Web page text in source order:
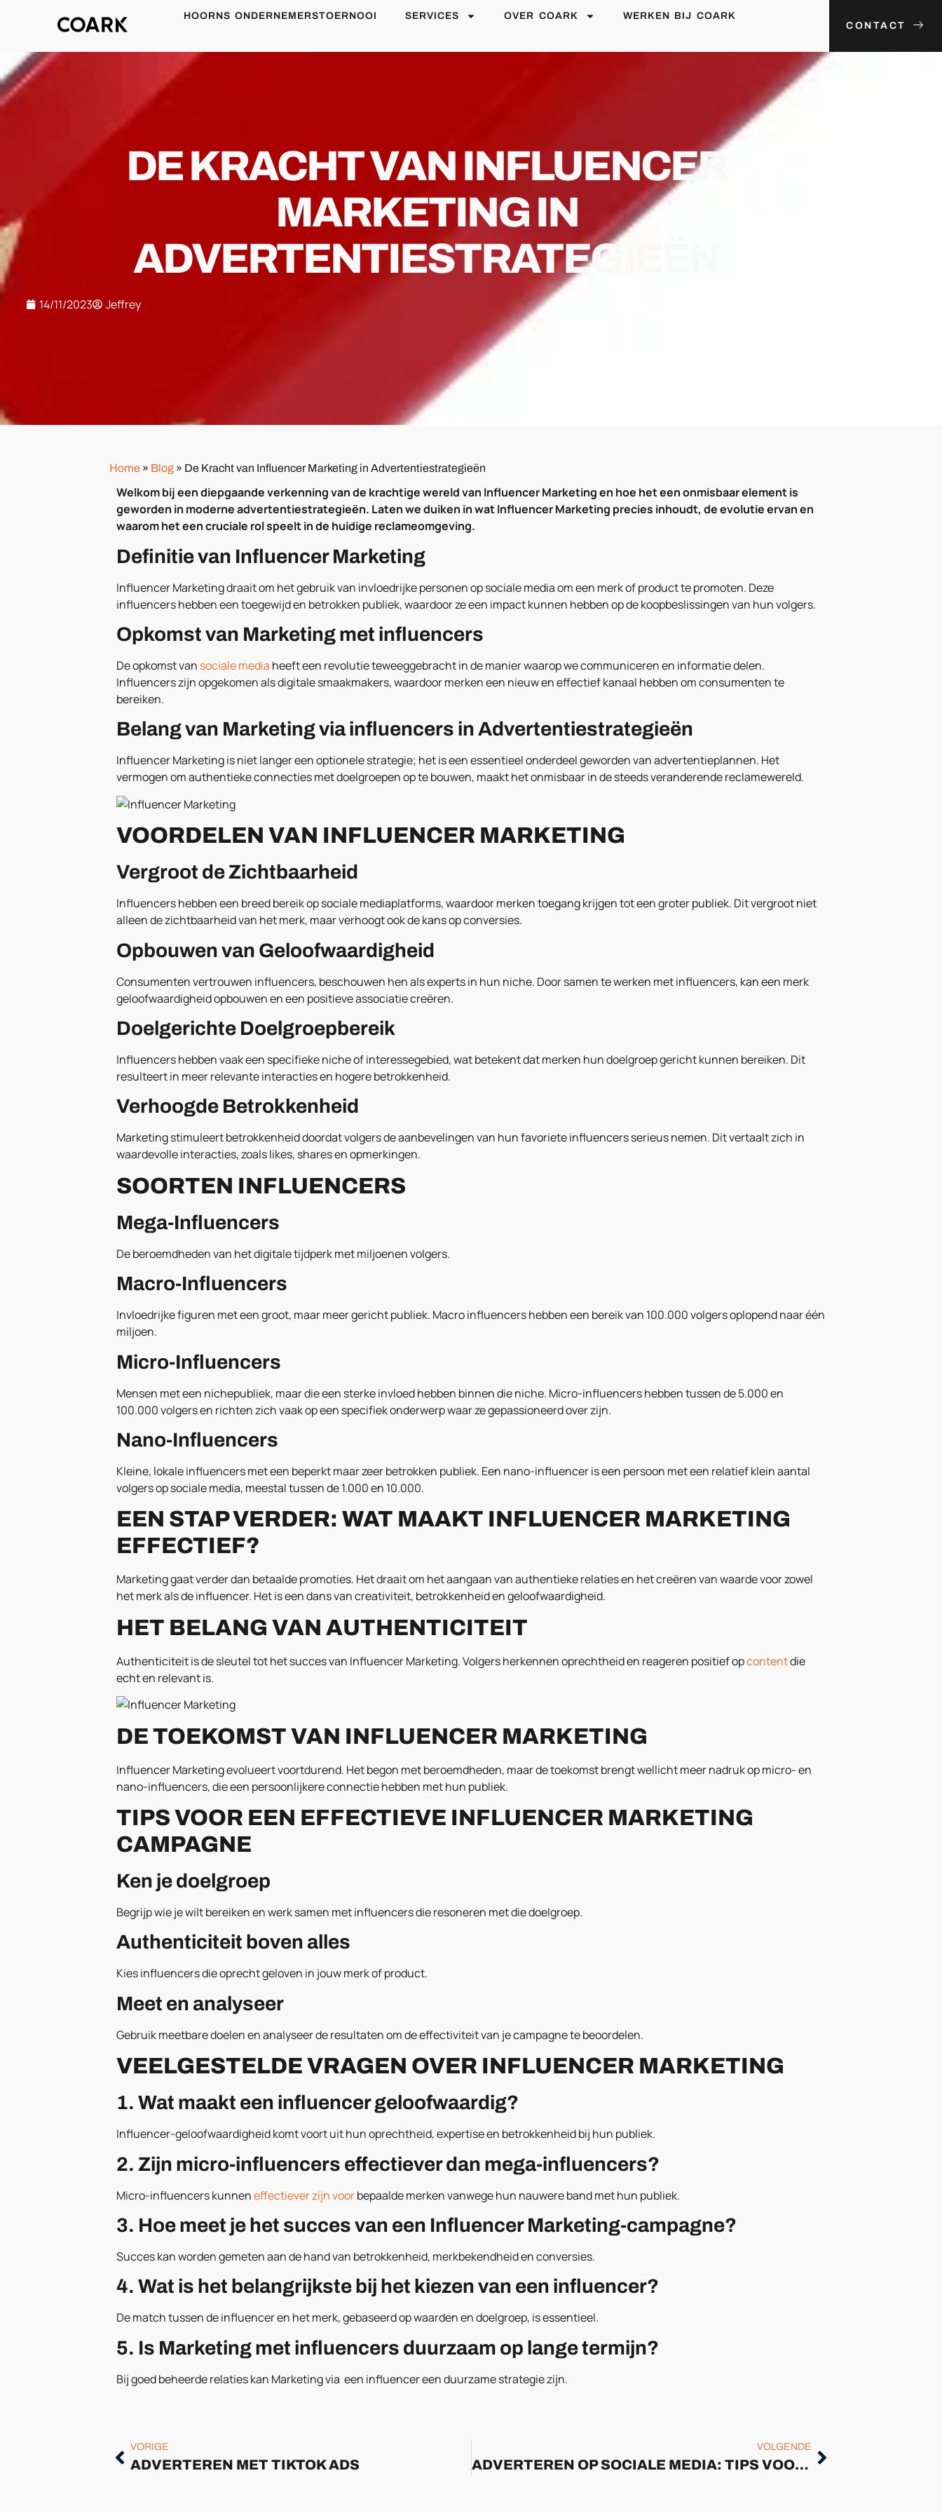
HOORNS ONDERNEMERSTOERNOOI SERVICES OVER COARK
WERKEN BIJ COARK
CONTACT
DE KRACHT VAN INFLUENCER
MARKETING IN
ADVERTENTIESTRATEGIEËN
14/11/2023 Jeffrey
Home » Blog » De Kracht van Influencer Marketing in Advertentiestrategieën
Welkom bij een diepgaande verkenning van de krachtige wereld van Influencer Marketing en hoe het een onmisbaar element is
geworden in moderne advertentiestrategieën. Laten we duiken in wat Influencer Marketing precies inhoudt, de evolutie ervan en
waarom het een cruciale rol speelt in de huidige reclameomgeving.
Definitie van Influencer Marketing
Influencer Marketing draait om het gebruik van invloedrijke personen op sociale media om een merk of product te promoten. Deze
influencers hebben een toegewijd en betrokken publiek, waardoor ze een impact kunnen hebben op de koopbeslissingen van hun volgers.
Opkomst van Marketing met influencers
De opkomst van sociale media heeft een revolutie teweeggebracht in de manier waarop we communiceren en informatie delen.
Influencers zijn opgekomen als digitale smaakmakers, waardoor merken een nieuw en effectief kanaal hebben om consumenten te
bereiken.
Belang van Marketing via influencers in Advertentiestrategieën
Influencer Marketing is niet langer een optionele strategie; het is een essentieel onderdeel geworden van advertentieplannen. Het
vermogen om authentieke connecties met doelgroepen op te bouwen, maakt het onmisbaar in de steeds veranderende reclamewereld.
VOORDELEN VAN INFLUENCER MARKETING
Vergroot de Zichtbaarheid
Influencers hebben een breed bereik op sociale mediaplatforms, waardoor merken toegang krijgen tot een groter publiek. Dit vergroot niet
alleen de zichtbaarheid van het merk, maar verhoogt ook de kans op conversies.
Opbouwen van Geloofwaardigheid
Consumenten vertrouwen influencers, beschouwen hen als experts in hun niche. Door samen te werken met influencers, kan een merk
geloofwaardigheid opbouwen en een positieve associatie creëren.
Doelgerichte Doelgroepbereik
Influencers hebben vaak een specifieke niche of interessegebied, wat betekent dat merken hun doelgroep gericht kunnen bereiken. Dit
resulteert in meer relevante interacties en hogere betrokkenheid.
Verhoogde Betrokkenheid
Marketing stimuleert betrokkenheid doordat volgers de aanbevelingen van hun favoriete influencers serieus nemen. Dit vertaalt zich in
waardevolle interacties, zoals likes, shares en opmerkingen.
SOORTEN INFLUENCERS
Mega-Influencers
De beroemdheden van het digitale tijdperk met miljoenen volgers.
Macro-Influencers
Invloedrijke figuren met een groot, maar meer gericht publiek. Macro influencers hebben een bereik van 100.000 volgers oplopend naar één
miljoen.
Micro-Influencers
Mensen met een nichepubliek, maar die een sterke invloed hebben binnen die niche. Micro-influencers hebben tussen de 5.000 en
100.000 volgers en richten zich vaak op een specifiek onderwerp waar ze gepassioneerd over zijn.
Nano-Influencers
Kleine, lokale influencers met een beperkt maar zeer betrokken publiek. Een nano-influencer is een persoon met een relatief klein aantal
volgers op sociale media, meestal tussen de 1.000 en 10.000.
EEN STAP VERDER: WAT MAAKT INFLUENCER MARKETING
EFFECTIEF?
Marketing gaat verder dan betaalde promoties. Het draait om het aangaan van authentieke relaties en het creëren van waarde voor zowel
het merk als de influencer. Het is een dans van creativiteit, betrokkenheid en geloofwaardigheid.
HET BELANG VAN AUTHENTICITEIT
Authenticiteit is de sleutel tot het succes van Influencer Marketing. Volgers herkennen oprechtheid en reageren positief opcontentdie
echt en relevant is.
DE TOEKOMST VAN INFLUENCER MARKETING
Influencer Marketing evolueert voortdurend. Het begon met beroemdheden, maar de toekomst brengt wellicht meer nadruk op micro- en
nano-influencers, die een persoonlijkere connectie hebben met hun publiek.
TIPS VOOR EEN EFFECTIEVE INFLUENCER MARKETING
CAMPAGNE
Ken je doelgroep
Begrijp wie je wilt bereiken en werk samen met influencers die resoneren met die doelgroep.
Authenticiteit boven alles
Kies influencers die oprecht geloven in jouw merk of product.
Meet en analyseer
Gebruik meetbare doelen en analyseer de resultaten om de effectiviteit van je campagne te beoordelen.
VEELGESTELDE VRAGEN OVER INFLUENCER MARKETING
1. Wat maakt een influencer geloofwaardig?
Influencer-geloofwaardigheid komt voort uit hun oprechtheid, expertise en betrokkenheid bij hun publiek.
2. Zijn micro-influencers effectiever dan mega-influencers?
Micro-influencers kunneneffectiever zijn voorbepaalde merken vanwege hun nauwere band met hun publiek.
3. Hoe meet je het succes van een Influencer Marketing-campagne?
Succes kan worden gemeten aan de hand van betrokkenheid, merkbekendheid en conversies.
4. Wat is het belangrijkste bij het kiezen van een influencer?
De match tussen de influencer en het merk, gebaseerd op waarden en doelgroep, is essentieel.
5. Is Marketing met influencers duurzaam op lange termijn?
Bij goed beheerde relaties kan Marketing via een influencer een duurzame strategie zijn.
VORIGE
ADVERTEREN MET TIKTOK ADS
VOLGENDE
ADVERTEREN OP SOCIALE MEDIA: TIPS VOOR ADVERTEREN